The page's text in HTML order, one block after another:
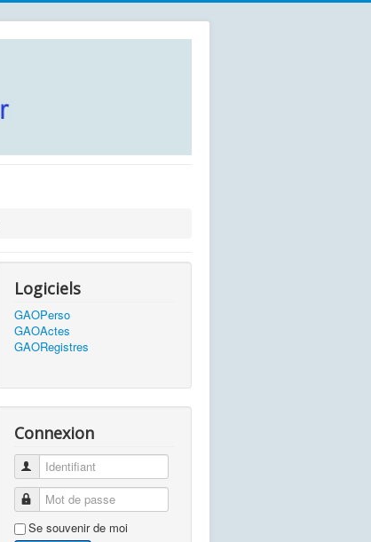
Logiciels
GAOPerso
GAOActes
GAORegistres
Connexion
Identifiant
Mot de passe
Se souvenir de moi